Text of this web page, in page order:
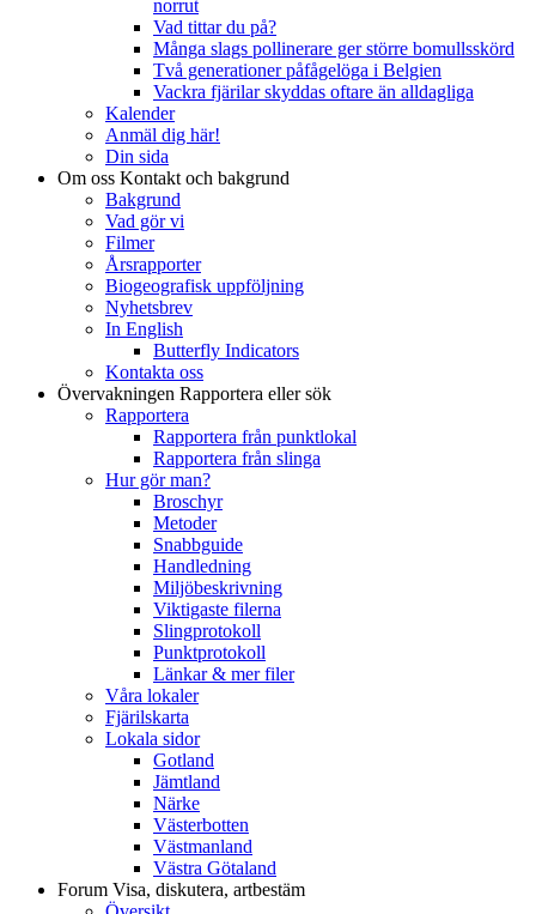
norrut
Vad tittar du på?
Många slags pollinerare ger större bomullsskörd
Två generationer påfågelöga i Belgien
Vackra fjärilar skyddas oftare än alldagliga
Kalender
Anmäl dig här!
Din sida
Om oss Kontakt och bakgrund
Bakgrund
Vad gör vi
Filmer
Årsrapporter
Biogeografisk uppföljning
Nyhetsbrev
In English
Butterfly Indicators
Kontakta oss
Övervakningen Rapportera eller sök
Rapportera
Rapportera från punktlokal
Rapportera från slinga
Hur gör man?
Broschyr
Metoder
Snabbguide
Handledning
Miljöbeskrivning
Viktigaste filerna
Slingprotokoll
Punktprotokoll
Länkar & mer filer
Våra lokaler
Fjärilskarta
Lokala sidor
Gotland
Jämtland
Närke
Västerbotten
Västmanland
Västra Götaland
Forum Visa, diskutera, artbestäm